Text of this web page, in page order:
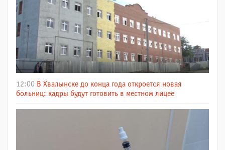
12:00 В Хвалынске до конца года откроется новая
больниц: кадры будут готовить в местном лицее